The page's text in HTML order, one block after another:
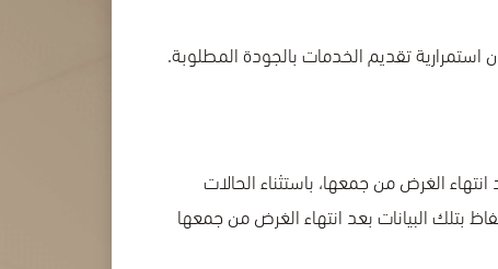
الغرض من جمعها، باستثناء الحالات
بتلك البيانات بعد انتهاء الغرض من جمعها